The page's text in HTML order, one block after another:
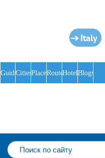
Italy
GuidesCitiesPlacesRoutesHotelsBlogs